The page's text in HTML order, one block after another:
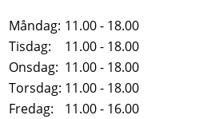
Måndag: 11.00 - 18.00
Tisdag:
11.00 - 18.00
Onsdag: 11.00 - 18.00
Torsdag: 11.00 - 18.00
Fredag:
11.00 - 16.00